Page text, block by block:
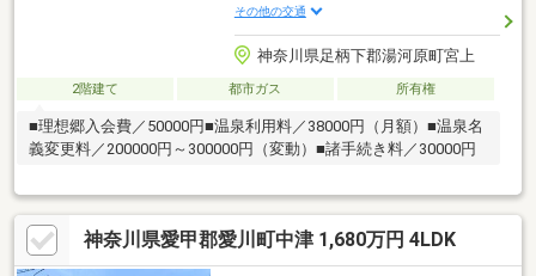
その他の交通
神奈川県足柄下郡湯河原町宮上
2階建て 都市ガス 所有権
■理想郷入会費／50000円■温泉利用料／38000円（月額）■温泉名
義変更料／200000円～300000円（変動）■諸手続き料／30000円
神奈川県愛甲郡愛川町中津 1,680万円 4LDK